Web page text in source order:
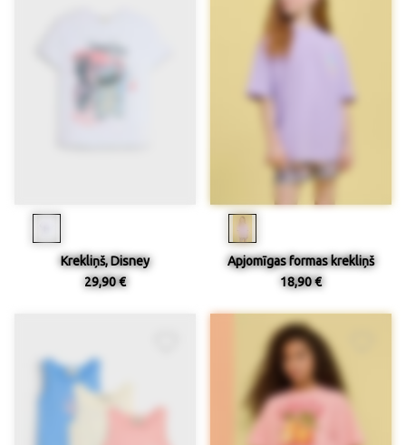
Krekliņš, Disney
29,90 €
Apjomīgas formas krekliņš
18,90 €